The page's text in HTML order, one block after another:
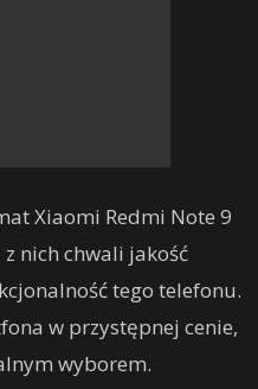
Xiaomi Redmi Note 9
nich chwali jakość
tego telefonu.
w przystępnej cenie,
wyborem.